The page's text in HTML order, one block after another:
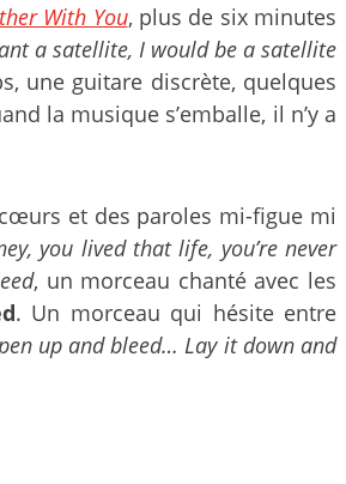
With You, plus de six minutes
a satellite, I would be a satellite
une guitare discrète, quelques
la musique s’emballe, il n’y a
et des paroles mi-figue mi
you lived that life, you’re never
, un morceau chanté avec les
. Un morceau qui hésite entre
up and bleed… Lay it down and